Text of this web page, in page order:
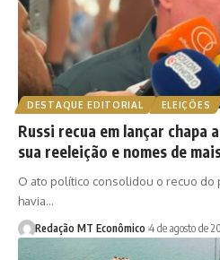
DESTAQUE EDITORIAL ELEIÇÕES
Russi recua em lançar chapa
sua reeleição e nomes de
O ato político consolidou o recuo do
havia…
Redação MT Econômico 4 de agosto de